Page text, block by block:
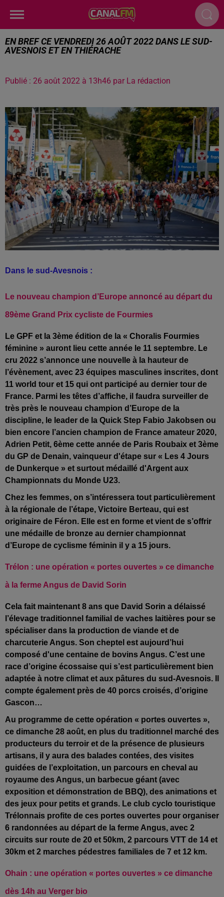
EN BREF CE VENDREDI 26 AOÛT 2022 DANS LE SUD-
AVESNOIS ET EN THIÉRACHE
Publié : 26 août 2022 à 13h46 par La rédaction
Dans le sud-Avesnois :
Le nouveau champion d’Europe annoncé au départ du
89ème Grand Prix cycliste de Fourmies
Le GPF et la 3ème édition de la « Choralis Fourmies
féminine » auront lieu cette année le 11 septembre. Le
cru 2022 s’annonce une nouvelle à la hauteur de
l’évènement, avec 23 équipes masculines inscrites, dont
11 world tour et 15 qui ont participé au dernier tour de
France. Parmi les têtes d’affiche, il faudra surveiller de
très près le nouveau champion d’Europe de la
discipline, le leader de la Quick Step Fabio Jakobsen ou
bien encore l’ancien champion de France amateur 2020,
Adrien Petit, 6ème cette année de Paris Roubaix et 3ème
du GP de Denain, vainqueur d'étape sur « Les 4 Jours
de Dunkerque » et surtout médaillé d'Argent aux
Championnats du Monde U23.
Chez les femmes, on s’intéressera tout particulièrement
à la régionale de l’étape, Victoire Berteau, qui est
originaire de Féron. Elle est en forme et vient de s’offrir
une médaille de bronze au dernier championnat
d’Europe de cyclisme féminin il y a 15 jours.
Trélon : une opération « portes ouvertes » ce dimanche
à la ferme Angus de David Sorin
Cela fait maintenant 8 ans que David Sorin a délaissé
l’élevage traditionnel familial de vaches laitières pour se
spécialiser dans la production de viande et de
charcuterie Angus. Son cheptel est aujourd’hui
composé d'une centaine de bovins Angus. C’est une
race d’origine écossaise qui s’est particulièrement bien
adaptée à notre climat et aux pâtures du sud-Avesnois. Il
compte également près de 40 porcs croisés, d’origine
Gascon…
Au programme de cette opération « portes ouvertes »,
ce dimanche 28 août, en plus du traditionnel marché des
producteurs du terroir et de la présence de plusieurs
artisans, il y aura des balades contées, des visites
guidées de l’exploitation, un parcours en cheval au
royaume des Angus, un barbecue géant (avec
exposition et démonstration de BBQ), des animations et
des jeux pour petits et grands. Le club cyclo touristique
Trélonnais profite de ces portes ouvertes pour organiser
6 randonnées au départ de la ferme Angus, avec 2
circuits sur route de 20 et 50km, 2 parcours VTT de 14 et
30km et 2 marches pédestres familiales de 7 et 12 km.
Ohain : une opération « portes ouvertes » ce dimanche
dès 14h au Verger bio